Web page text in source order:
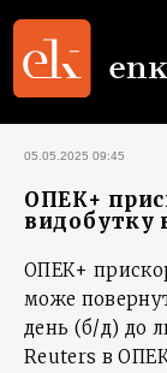
05.05.2025 09:45
ОПЕК+
видобутку
ОПЕК+
може
день (б/д) до
Reuters в